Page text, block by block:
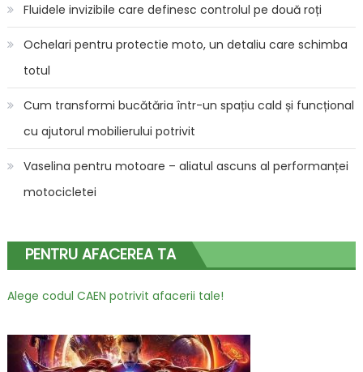
Fluidele invizibile care definesc controlul pe două roți
Ochelari pentru protectie moto, un detaliu care schimba
totul
Cum transformi bucătăria într-un spațiu cald și funcțional
cu ajutorul mobilierului potrivit
Vaselina pentru motoare – aliatul ascuns al performanței
motocicletei
PENTRU AFACEREA TA
Alege codul CAEN potrivit afacerii tale!